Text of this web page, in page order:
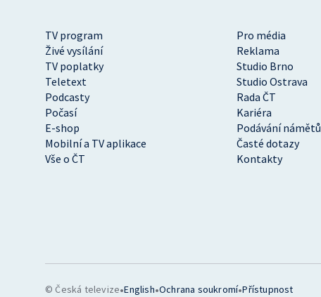
TV program
Pro média
Živé vysílání
Reklama
TV poplatky
Studio Brno
Teletext
Studio Ostrava
Podcasty
Rada ČT
Počasí
Kariéra
E-shop
Podávání námětů
Mobilní a TV aplikace
Časté dotazy
Vše o ČT
Kontakty
© Česká televize•English•Ochrana soukromí•Přístupnost